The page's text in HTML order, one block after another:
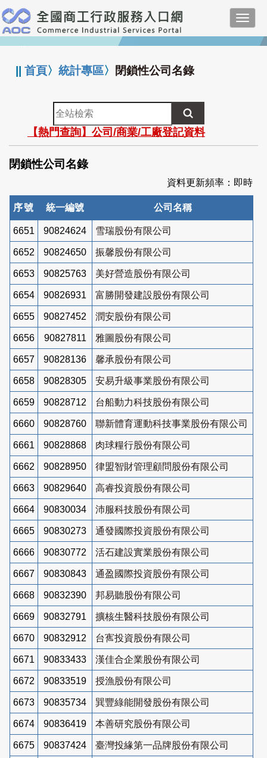
跳
到
主
要
:::
||首頁〉統計專區〉 閉鎖性公司名錄
全
站
檢
索
【熱門查詢】公司/商業/工廠登記資料
閉鎖性公司名錄
資料更新頻率：即時
序號 統一編號 公司名稱
6651 90824624 雪瑞股份有限公司
6652 90824650 振馨股份有限公司
6653 90825763 美好營造股份有限公司
6654 90826931 富勝開發建設股份有限公司
6655 90827452 潤安股份有限公司
6656 90827811 雅圖股份有限公司
6657 90828136 馨承股份有限公司
6658 90828305 安易升級事業股份有限公司
6659 90828712 台船動力科技股份有限公司
6660 90828760 聯新體育運動科技事業股份有限公司
6661 90828868 肉球糧行股份有限公司
6662 90828950 律盟智財管理顧問股份有限公司
6663 90829640 高睿投資股份有限公司
6664 90830034 沛服科技股份有限公司
6665 90830273 通發國際投資股份有限公司
6666 90830772 活石建設實業股份有限公司
6667 90830843 通盈國際投資股份有限公司
6668 90832390 邦易聽股份有限公司
6669 90832791 擴核生醫科技股份有限公司
6670 90832912 台寯投資股份有限公司
6671 90833433 漢佳合企業股份有限公司
6672 90833519 授漁股份有限公司
6673 90835734 巽豐綠能開發股份有限公司
6674 90836419 本善研究股份有限公司
6675 90837424 臺灣投緣第一品牌股份有限公司